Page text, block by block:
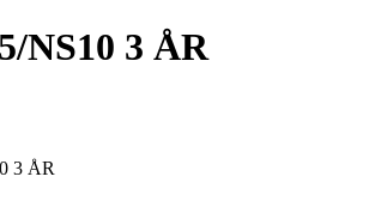
NS10 3 ÅR
3 ÅR